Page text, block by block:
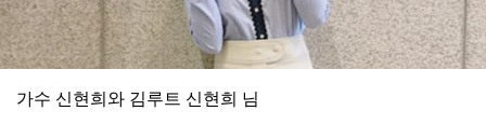
가수 신현희와 김루트 신현희 님